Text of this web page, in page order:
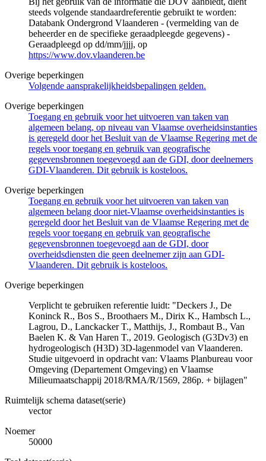
steeds volgende standaardreferentie gebruikt te worden:
Databank Ondergrond Vlaanderen - (vermelding van de
beheerder en de specifieke geraadpleegde gegevens) -
Geraadpleegd op dd/mm/jjjj, op
https://www.dov.vlaanderen.be
Overige beperkingen
Volgende aansprakelijkheidsbepalingen gelden.
Overige beperkingen
Toegang en gebruik voor het uitvoeren van taken van
algemeen belang, op niveau van Vlaamse overheidsinstanties
is geregeld door het Besluit van de Vlaamse Regering met de
regels voor toegang en gebruik van geografische
gegevensbronnen toegevoegd aan de GDI, door deelnemers
GDI-Vlaanderen. Dit gebruik is kosteloos.
Overige beperkingen
Toegang en gebruik voor het uitvoeren van taken van
algemeen belang door niet-Vlaamse overheidsinstanties is
geregeld door het Besluit van de Vlaamse Regering met de
regels voor toegang en gebruik van geografische
gegevensbronnen toegevoegd aan de GDI, door
overheidsdiensten die geen deelnemer zijn aan GDI-
Vlaanderen. Dit gebruik is kosteloos.
Overige beperkingen
Verplicht te gebruiken referentie luidt: "Deckers J., De
Koninck R., Bos S., Broothaers M., Dirix K., Hambsch L.,
Lagrou, D., Lanckacker T., Matthijs, J., Rombaut B., Van
Baelen K. & Van Haren T., 2019. Geologisch (G3Dv3) en
hydrogeologisch (H3D) 3D-lagenmodel van Vlaanderen.
Studie uitgevoerd in opdracht van: Vlaams Planbureau voor
Omgeving (Departement Omgeving) en Vlaamse
Milieumaatschappij 2018/RMA/R/1569, 286p. + bijlagen"
Ruimtelijk schema dataset(serie)
vector
Noemer
50000